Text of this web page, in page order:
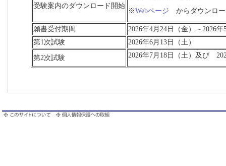
受験案内のダウンロード開始
※Webページ からダウンロ
願書受付期間
2026年4月24日（金）～2026
第1次試験
2026年6月13日（土）
第2次試験 2026年7月18日（土）及び